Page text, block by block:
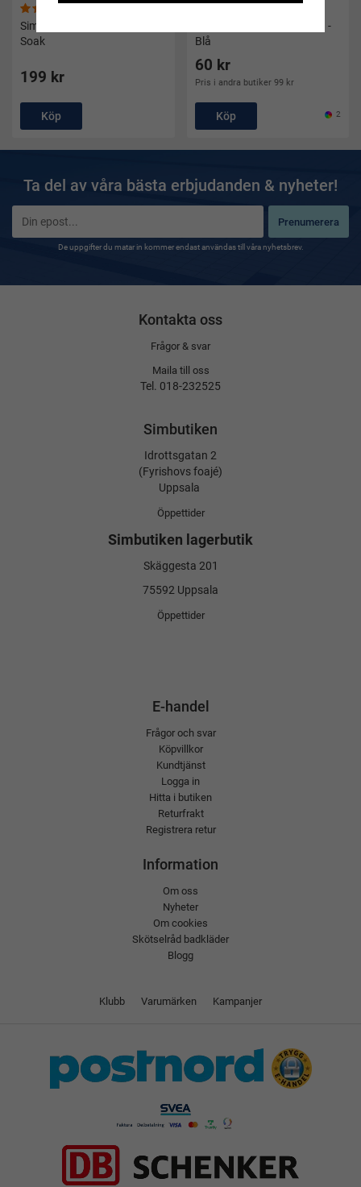
Simplatta barn blå/röd -
Soak
199 kr
Köp
Märkessköld/märkestavla -
Blå
60 kr
Pris i andra butiker 99 kr
Köp 2
Ta del av våra bästa erbjudanden & nyheter!
Prenumerera
De uppgifter du matar in kommer endast användas till våra nyhetsbrev.
Kontakta oss
Frågor & svar
Maila till oss
Tel. 018-232525
Simbutiken
Idrottsgatan 2
(Fyrishovs foajé)
Uppsala
Öppettider
Simbutiken lagerbutik
Skäggesta 201
75592 Uppsala
Öppettider
E-handel
Frågor och svar
Köpvillkor
Kundtjänst
Logga in
Hitta i butiken
Returfrakt
Registrera retur
Information
Om oss
Nyheter
Om cookies
Skötselråd badkläder
Blogg
Klubb Varumärken Kampanjer